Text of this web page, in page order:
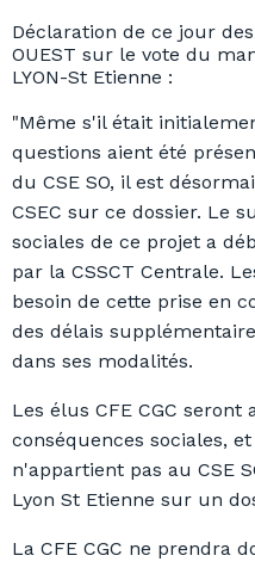
Déclaration de ce jour des
OUEST sur le vote du
LYON-St Etienne :
"Même s'il était
questions aient été
du CSE SO, il est
CSEC sur ce dossier. Le
sociales de ce projet a
par la CSSCT Centrale.
besoin de cette prise en
des délais
dans ses modalités.
Les élus CFE CGC
conséquences sociales,
n'appartient pas au CSE
Lyon St Etienne sur un
La CFE CGC ne prendra